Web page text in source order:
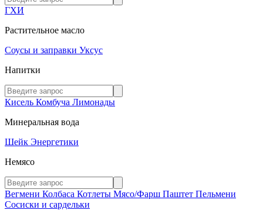
ГХИ
Растительное масло
Соусы и заправки Уксус
Напитки
Кисель Комбуча Лимонады
Минеральная вода
Шейк Энергетики
Немясо
Вегмени Колбаса Котлеты Мясо/Фарш Паштет Пельмени
Сосиски и сардельки